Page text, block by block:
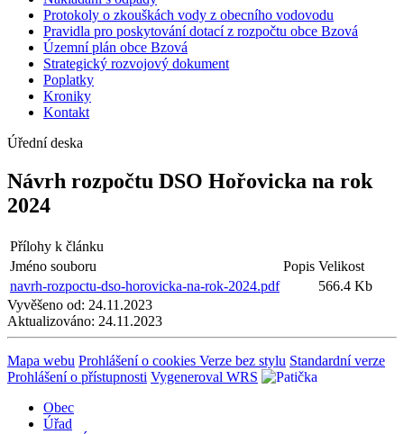
Protokoly o zkouškách vody z obecního vodovodu
Pravidla pro poskytování dotací z rozpočtu obce Bzová
Územní plán obce Bzová
Strategický rozvojový dokument
Poplatky
Kroniky
Kontakt
Úřední deska
Návrh rozpočtu DSO Hořovicka na rok
2024
Přílohy k článku
Jméno souboru
Popis Velikost
navrh-rozpoctu-dso-horovicka-na-rok-2024.pdf
566.4 Kb
Vyvěšeno od: 24.11.2023
Aktualizováno: 24.11.2023
Mapa webu Prohlášení o cookies Verze bez stylu Standardní verze
Prohlášení o přístupnosti Vygeneroval WRS
Obec
Úřad